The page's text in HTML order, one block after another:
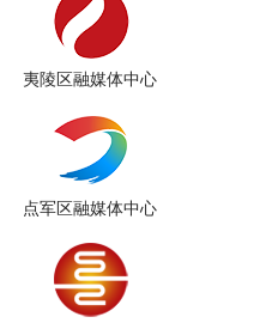
夷陵区融媒体中心
点军区融媒体中心